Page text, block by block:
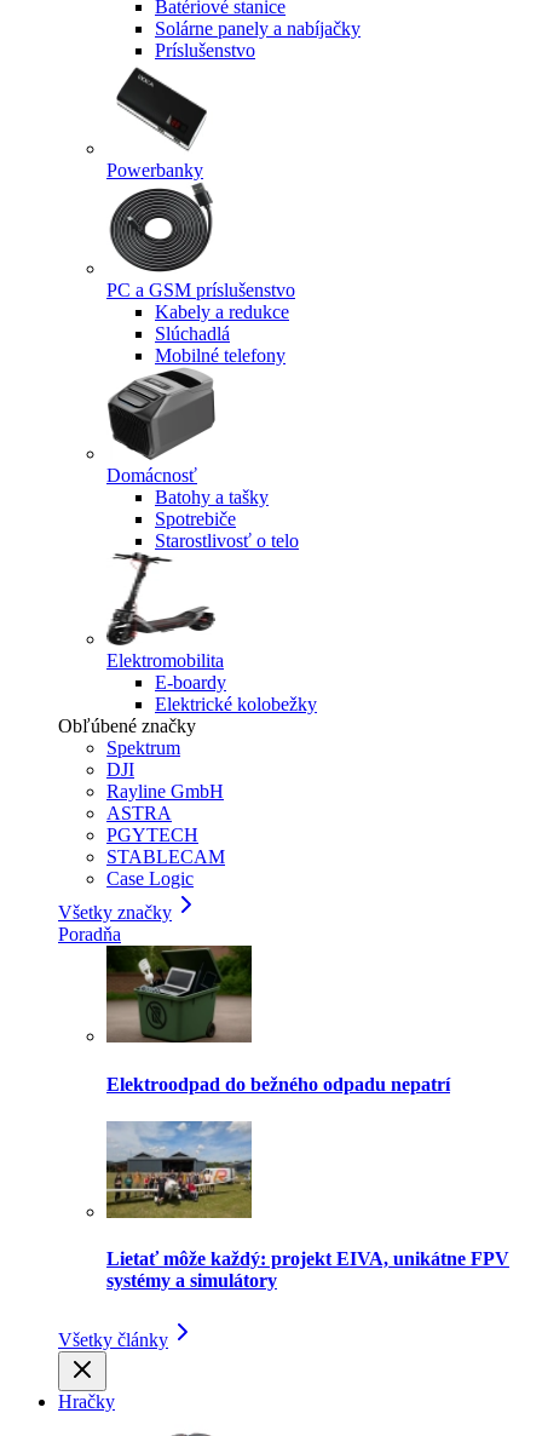
Batériové stanice
Solárne panely a nabíjačky
Príslušenstvo
Powerbanky
PC a GSM príslušenstvo
Kabely a redukce
Slúchadlá
Mobilné telefony
Domácnosť
Batohy a tašky
Spotrebiče
Starostlivosť o telo
Elektromobilita
E-boardy
Elektrické kolobežky
Obľúbené značky
Spektrum
DJI
Rayline GmbH
ASTRA
PGYTECH
STABLECAM
Case Logic
Všetky značky
Poradňa
Elektroodpad do bežného odpadu nepatrí
Lietať môže každý: projekt EIVA, unikátne FPV
systémy a simulátory
Všetky články
Hračky